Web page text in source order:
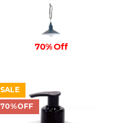
70% Off
SALE
70%OFF